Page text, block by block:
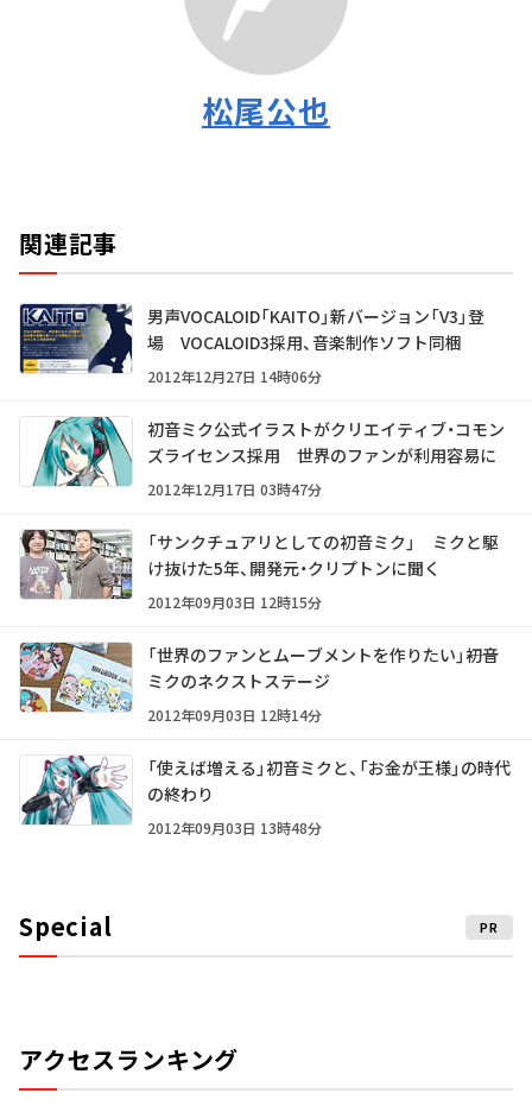
松尾公也
関連記事
男声VOCALOID「KAITO」新バージョン「V3」登
場 VOCALOID3採用、音楽制作ソフト同梱
2012年12月27日 14時06分
初音ミク公式イラストがクリエイティブ・コモン
ズライセンス採用 世界のファンが利用容易に
2012年12月17日 03時47分
「サンクチュアリとしての初音ミク」 ミクと駆
け抜けた5年、開発元・クリプトンに聞く
2012年09月03日 12時15分
「世界のファンとムーブメントを作りたい」――初音
ミクのネクストステージ
2012年09月03日 12時14分
「使えば増える」初音ミクと、「お金が王様」の時代
の終わり
2012年09月03日 13時48分
Special PR
アクセスランキング